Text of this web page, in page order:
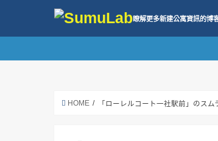
瞭解更多新建公寓資訊的博
HOME 「ローレルコート一社駅前」のスム